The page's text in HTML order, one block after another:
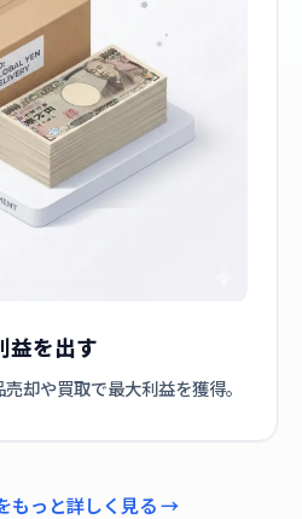
益を出す
却や買取で最大利益を獲得。
もっと詳しく見る →